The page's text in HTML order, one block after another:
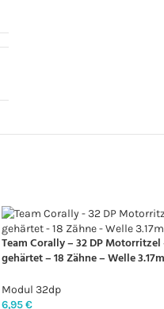
Team Corally – 32 DP Motorritzel
gehärtet – 18 Zähne – Welle
Modul 32dp
6,95€